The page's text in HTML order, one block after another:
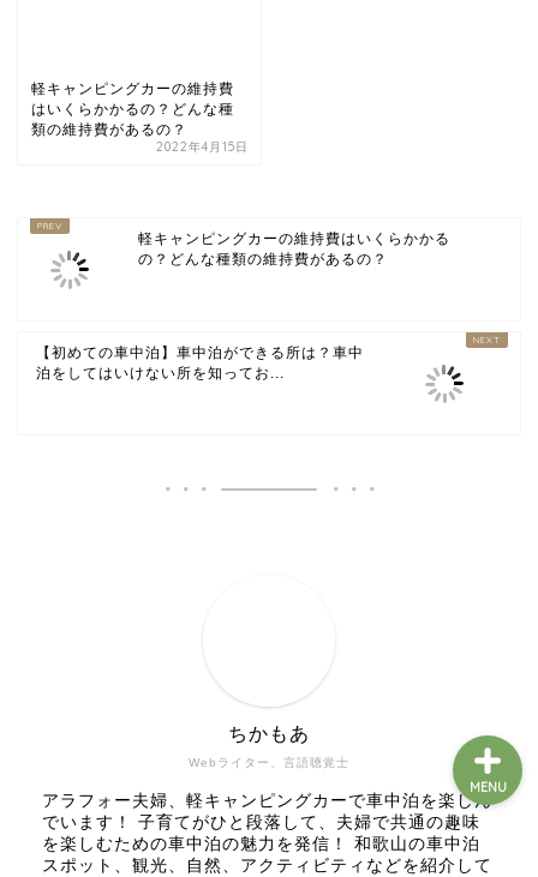
軽キャンピングカーの維持費
はいくらかかるの？どんな種
類の維持費があるの？
2022年4月15日
軽キャンピングカーの維持費はいくらかかる
の？どんな種類の維持費があるの？
【初めての車中泊】車中泊ができる所は？車中
泊をしてはいけない所を知ってお...
Webライター、言語聴覚士
ちかもあ
アラフォー夫婦、軽キャンピングカーで車中泊を楽しん
でいます！ 子育てがひと段落して、夫婦で共通の趣味
を楽しむための車中泊の魅力を発信！ 和歌山の車中泊
スポット、観光、自然、アクティビティなどを紹介して
MENU
車中泊の基礎知識